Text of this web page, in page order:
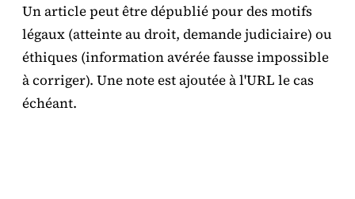
Un article peut être dépublié pour des motifs
légaux (atteinte au droit, demande judiciaire) ou
éthiques (information avérée fausse impossible
à corriger). Une note est ajoutée à l'URL le cas
échéant.